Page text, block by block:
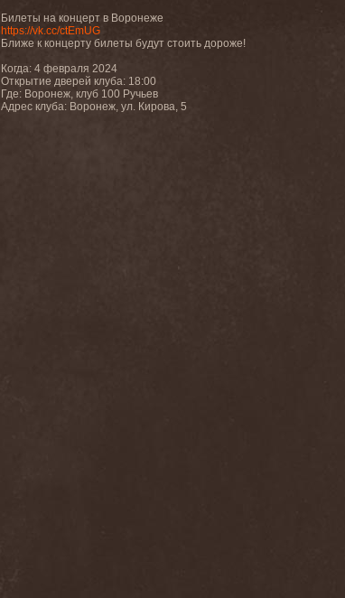
Билеты на концерт в Воронеже
https://vk.cc/ctEmUG
Ближе к концерту билеты будут стоить дороже!
Когда: 4 февраля 2024
Открытие дверей клуба: 18:00
Где: Воронеж, клуб 100 Ручьев
Адрес клуба: Воронеж, ул. Кирова, 5